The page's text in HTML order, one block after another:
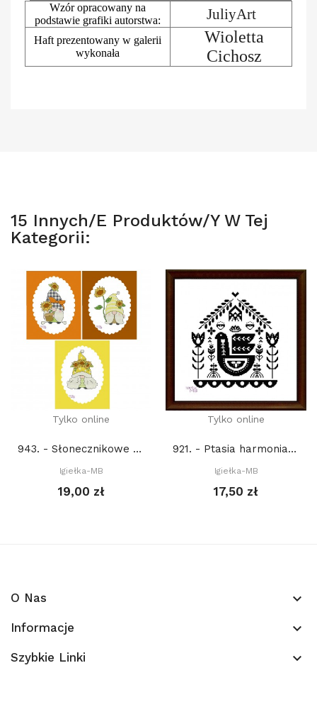
Wzór opracowany na
podstawie grafiki autorstwa:
JuliyArt
Haft prezentowany w galerii
wykonała
Wioletta
Cichosz
15 Innych/e Produktów/y W Tej
Kategorii:
Tylko online
943. - Słonecznikowe gnomy (PDF)
Igiełka-MB
19,00 zł
Tylko online
921. - Ptasia harmonia 3. (PDF)
Igiełka-MB
17,50 zł
O Nas keyboard_arrow_down
Informacje keyboard_arrow_down
Szybkie Linki keyboard_arrow_down